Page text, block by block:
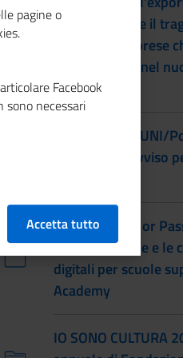
Unioncamere e il
numero di imprese
Impresa Italia nel
magazine
Certificazione UNI/
pubblicato l'avviso
Torna “Smash or
sull’educazione e le
digitali per scuole
Academy
IO SONO CULTURA
pagine o
Facebook
sono necessari
Accetta tutto